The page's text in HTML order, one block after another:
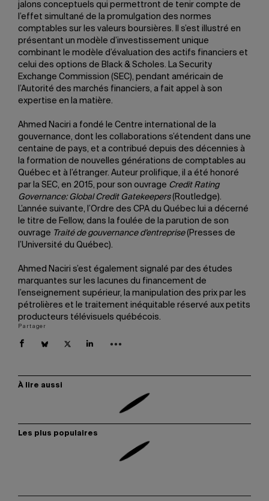
jalons conceptuels qui permettront de tenir compte de
l’effet simultané de la promulgation des normes
comptables sur les valeurs boursières. Il s’est illustré en
présentant un modèle d’investissement unique
combinant le modèle d’évaluation des actifs financiers et
celui des options de Black & Scholes. La Security
Exchange Commission (SEC), pendant américain de
l’Autorité des marchés financiers, a fait appel à son
expertise en la matière.
Ahmed Naciri a fondé le Centre international de la
gouvernance, dont les collaborations s’étendent dans une
centaine de pays, et a contribué depuis des décennies à
la formation de nouvelles générations de comptables au
Québec et à l’étranger. Auteur prolifique, il a été honoré
par la SEC, en 2015, pour son ouvrage Credit Rating
Governance: Global Credit Gatekeepers(Routledge).
L’année suivante, l’Ordre des CPA du Québec lui a décerné
le titre de Fellow, dans la foulée de la parution de son
ouvrage Traité de gouvernance d’entreprise(Presses de
l’Université du Québec).
Ahmed Naciri s’est également signalé par des études
marquantes sur les lacunes du financement de
l’enseignement supérieur, la manipulation des prix par les
pétrolières et le traitement inéquitable réservé aux petits
producteurs télévisuels québécois.
Partager
À lire aussi
Les plus populaires